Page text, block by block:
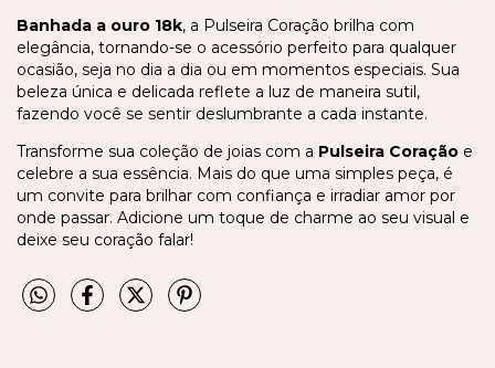
Banhada a ouro 18k, a Pulseira Coração brilha com
elegância, tornando-se o acessório perfeito para qualquer
ocasião, seja no dia a dia ou em momentos especiais. Sua
beleza única e delicada reflete a luz de maneira sutil,
fazendo você se sentir deslumbrante a cada instante.
Transforme sua coleção de joias com a Pulseira Coração e
celebre a sua essência. Mais do que uma simples peça, é
um convite para brilhar com confiança e irradiar amor por
onde passar. Adicione um toque de charme ao seu visual e
deixe seu coração falar!